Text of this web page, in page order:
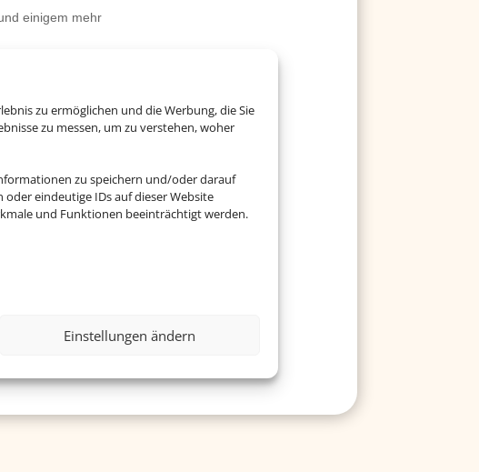
zu ermöglichen und die Werbung, die Sie
zu messen, um zu verstehen, woher
zu speichern und/oder darauf
eindeutige IDs auf dieser Website
und Funktionen beeinträchtigt werden.
Einstellungen ändern
einigem mehr
Gesellschaft